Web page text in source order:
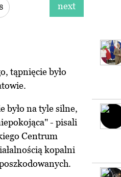
next
tąpnięcie było
było na tyle silne,
- pisali
Centrum
kopalni